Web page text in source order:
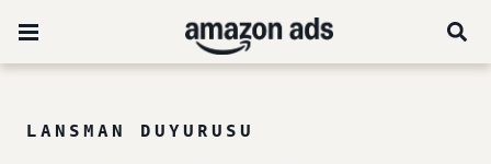
LANSMAN DUYURUSU